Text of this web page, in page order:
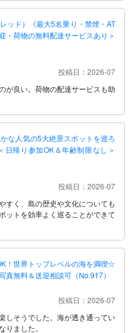
ッド）《最大5名乗り・禁煙・AT
・荷物の無料配達サービスあり＞
投稿日：2026-07
が良い。荷物の配達サービスも助
な人気の5大絶景スポットを巡ろ
帰り参加OK＆年齢制限なし＞
投稿日：2026-07
すく、島の歴史や文化についても
ットを効率よく巡ることができて
！世界トップレベルの海を満喫☆
無料＆送迎相談可（No.917）
投稿日：2026-07
しそうでした。海が透き通ってい
ました。